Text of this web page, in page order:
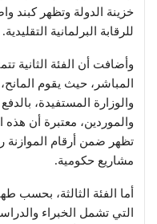
خزينة الدولة وتظهر كبند
للرقابة البرلمانية التقليدية.
وأضافت أن الفئة الثانية
المباشر، حيث يقوم
والوزارة المستفيدة،
والموردين، معتبرة أن هذه
تظهر ضمن أرقام الموازنة
مشاريع حكومية.
أما الفئة الثالثة، بحسب
التي تشمل الخبراء